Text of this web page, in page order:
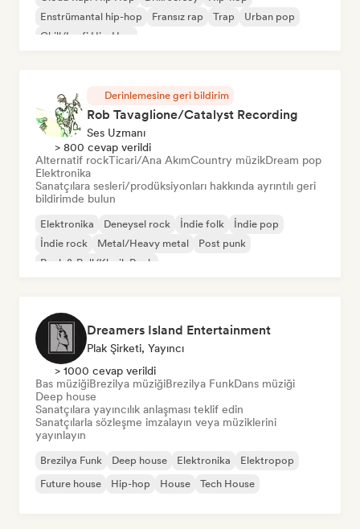
Enstrümantal hip-hop
Fransız rap Trap
Urban pop
Chill/Lo-fi Hip-Hop
Derinlemesine geri bildirim
Rob Tavaglione/Catalyst Recording
Ses Uzmanı
> 800 cevap verildi
Alternatif rockTicari/Ana AkımCountry müzikDream pop
Elektronika
Sanatçılara sesleri/prodüksiyonları hakkında ayrıntılı geri
bildirimde bulun
Elektronika Deneysel rock İndie folk
İndie pop
İndie rock
Metal/Heavy metal
Post punk
Rock & Roll/Klasik Rock
Dreamers Island Entertainment
Plak Şirketi, Yayıncı
> 1000 cevap verildi
Bas müziğiBrezilya müziğiBrezilya FunkDans müziği
Deep house
Sanatçılara yayıncılık anlaşması teklif edin
Sanatçılarla sözleşme imzalayın veya müziklerini
yayınlayın
Brezilya Funk Deep house Elektronika
Elektropop
Future house
Hip-hop House Tech House